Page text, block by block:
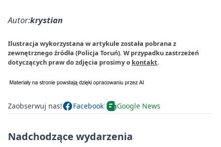
Autor:krystian
Ilustracja wykorzystana w artykule została pobrana z
zewnętrznego źródła (Policja Toruń). W przypadku zastrzeżeń
dotyczących praw do zdjęcia prosimy o kontakt.
Zaobserwuj nas! Facebook Google News
Nadchodzące wydarzenia